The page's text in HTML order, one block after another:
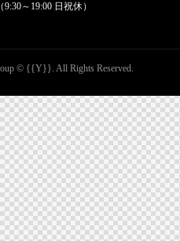
9:30～19:00 日祝休）
© {{Y}}. All Rights Reserved.